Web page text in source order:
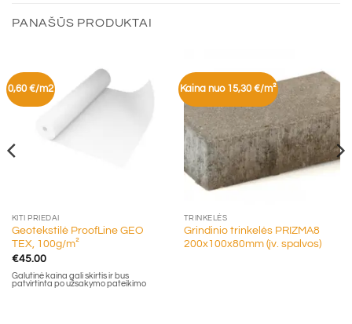
PANAŠŪS PRODUKTAI
0,60 €/m2
KITI PRIEDAI
Geotekstilė ProofLine GEO
TEX, 100g/m²
€45.00
Galutinė kaina gali skirtis ir bus
patvirtinta po užsakymo pateikimo
Kaina nuo 15,30 €/m²
TRINKELĖS
Grindinio trinkelės PRIZMA8
200x100x80mm (įv. spalvos)